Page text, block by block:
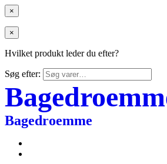
×
×
Hvilket produkt leder du efter?
Søg efter:
Bagedroemme